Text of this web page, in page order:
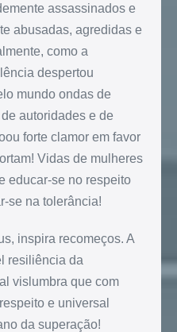
assassinados e
abusadas, agredidas e
como a
despertou
mundo ondas de
autoridades e de
forte clamor em favor
Vidas de mulheres
educar-se no respeito
se na tolerância!
inspira recomeços. A
resiliência da
vislumbra que com
e universal
da superação!